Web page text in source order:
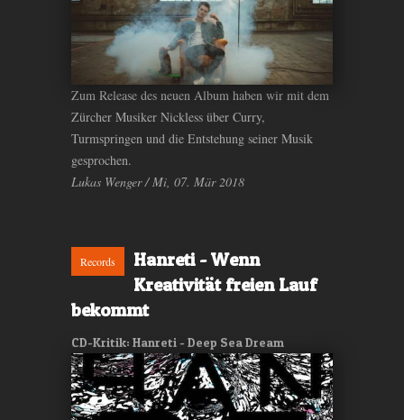
Zum Release des neuen Album haben wir mit dem
Zürcher Musiker Nickless über Curry,
Turmspringen und die Entstehung seiner Musik
gesprochen.
Lukas Wenger / Mi, 07. Mär 2018
Records
Hanreti - Wenn
Kreativität freien Lauf
bekommt
CD-Kritik: Hanreti - Deep Sea Dream